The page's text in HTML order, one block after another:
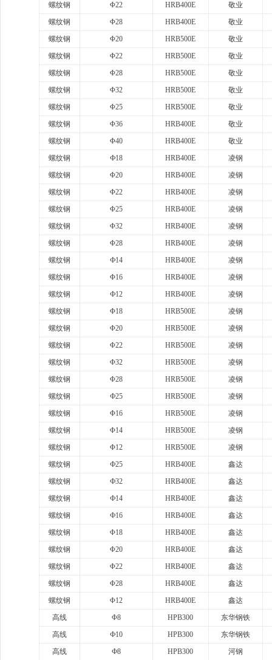
螺纹钢
Φ22 HRB400E
敬业
螺纹钢
Φ28 HRB400E
敬业
螺纹钢
Φ20 HRB500E
敬业
螺纹钢
Φ22 HRB500E
敬业
螺纹钢
Φ28 HRB500E
敬业
螺纹钢
Φ32 HRB500E
敬业
螺纹钢
Φ25 HRB500E
敬业
螺纹钢
Φ36 HRB400E
敬业
螺纹钢
Φ40 HRB400E
敬业
螺纹钢
Ф18 HRB400E
凌钢
螺纹钢
Φ20 HRB400E
凌钢
螺纹钢
Φ22 HRB400E
凌钢
螺纹钢
Φ25 HRB400E
凌钢
螺纹钢
Φ32 HRB400E
凌钢
螺纹钢
Φ28 HRB400E
凌钢
螺纹钢
Ф14 HRB400E
凌钢
螺纹钢
Φ16 HRB400E
凌钢
螺纹钢
Ф12 HRB400E
凌钢
螺纹钢
Φ18 HRB500E
凌钢
螺纹钢
Φ20 HRB500E
凌钢
螺纹钢
Φ22 HRB500E
凌钢
螺纹钢
Φ32 HRB500E
凌钢
螺纹钢
Φ28 HRB500E
凌钢
螺纹钢
Ф25 HRB500E
凌钢
螺纹钢
Φ16 HRB500E
凌钢
螺纹钢
Φ14 HRB500E
凌钢
螺纹钢
Φ12 HRB500E
凌钢
螺纹钢
Ф25 HRB400E
鑫达
螺纹钢
Ф32 HRB400E
鑫达
螺纹钢
Ф14 HRB400E
鑫达
螺纹钢
Ф16 HRB400E
鑫达
螺纹钢
Φ18 HRB400E
鑫达
螺纹钢
Φ20 HRB400E
鑫达
螺纹钢
Φ22 HRB400E
鑫达
螺纹钢
Φ28 HRB400E
鑫达
螺纹钢
Φ12 HRB400E
鑫达
高线
Φ8 HPB300
东华钢铁
高线
Ф10 HPB300
东华钢铁
高线
Ф8 HPB300 河钢